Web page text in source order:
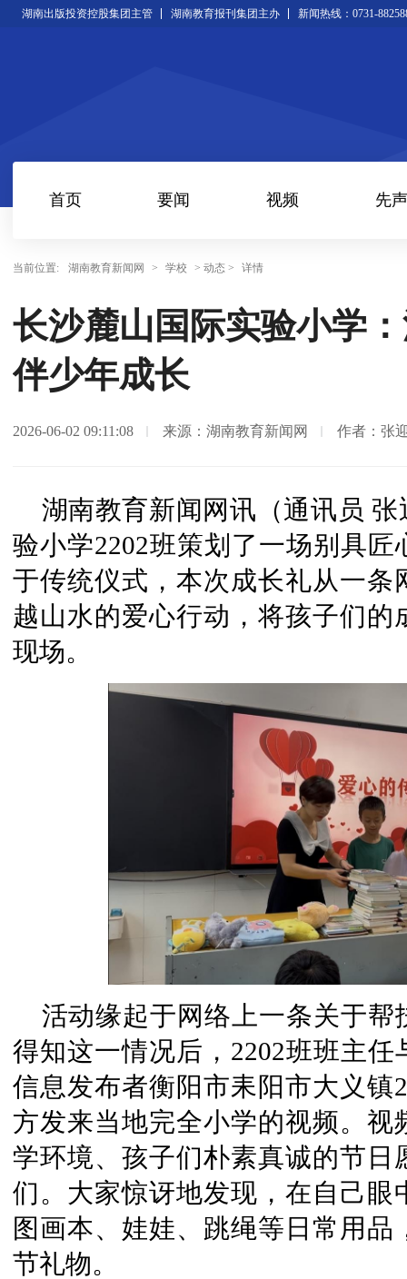
湖南出版投资控股集团主管 湖南教育报刊集团主办 新闻热线：0731-
首页 要闻 视频 先声
当前位置: 湖南教育新闻网 > 学校 > 动态 > 详情
长沙麓山国际实验小学
伴少年成长
2026-06-02 09:11:08 来源：湖南教育新闻网 作者：张
湖南教育新闻网讯（通讯员
验小学2202班策划了一场别具
于传统仪式，本次成长礼从一
越山水的爱心行动，将孩子们
现场。
活动缘起于网络上一条关于
得知这一情况后，2202班班主
信息发布者衡阳市耒阳市大义镇
方发来当地完全小学的视频。
学环境、孩子们朴素真诚的节
们。大家惊讶地发现，在自己
图画本、娃娃、跳绳等日常用
节礼物。